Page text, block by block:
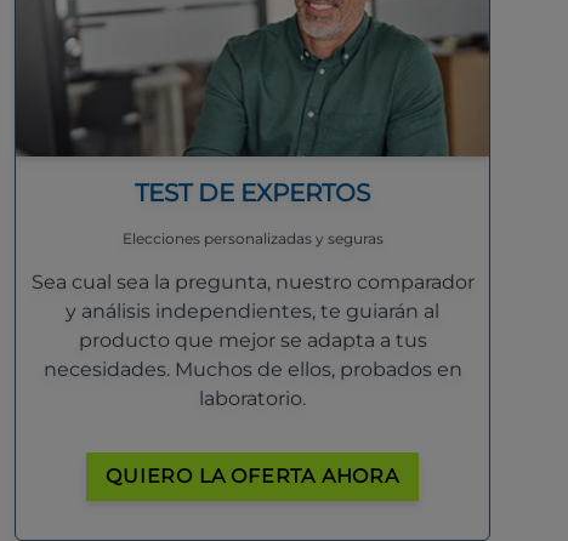
TEST DE EXPERTOS
Elecciones personalizadas y seguras
Sea cual sea la pregunta, nuestro comparador
y análisis independientes, te guiarán al
producto que mejor se adapta a tus
necesidades. Muchos de ellos, probados en
laboratorio.
QUIERO LA OFERTA AHORA